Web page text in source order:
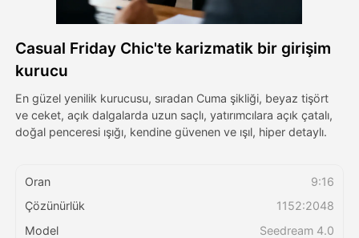
Galeri
Blog
Fiyatlandırma
Casual Friday Chic'te karizmatik bir girişim
kurucu
En güzel yenilik kurucusu, sıradan Cuma şikliği, beyaz tişört
ve ceket, açık dalgalarda uzun saçlı, yatırımcılara açık çatalı,
doğal penceresi ışığı, kendine güvenen ve ışıl, hiper detaylı.
Oran
9:16
Çözünürlük
1152:2048
Model
Seedream 4.0